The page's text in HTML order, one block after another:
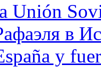
Unión
в
y